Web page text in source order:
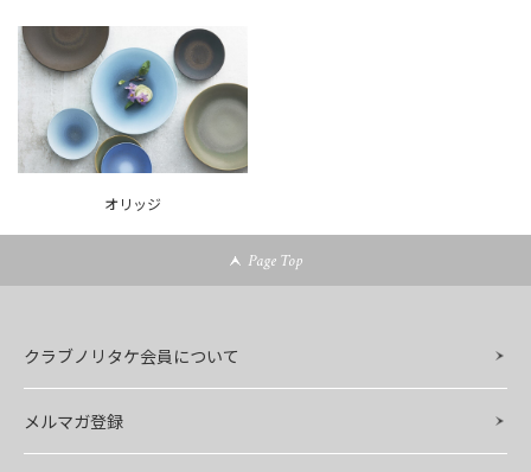
オリッジ
Page Top
クラブノリタケ会員について
メルマガ登録